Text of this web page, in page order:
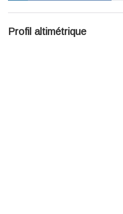
Profil altimétrique